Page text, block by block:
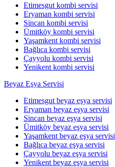
Etimesgut kombi servisi
Eryaman kombi servisi
Sincan kombi servisi
Ümitköy kombi servisi
Yaşamkent kombi servisi
Bağlıca kombi servisi
Çayyolu kombi servisi
Yenikent kombi servisi
Beyaz Eşya Servisi
Etimesgut beyaz eşya servisi
Eryaman beyaz eşya servisi
Sincan beyaz eşya servisi
Ümitköy beyaz eşya servisi
Yaşamkent beyaz eşya servisi
Bağlıca beyaz eşya servisi
Çayyolu beyaz eşya servisi
Yenikent beyaz eşya servisi